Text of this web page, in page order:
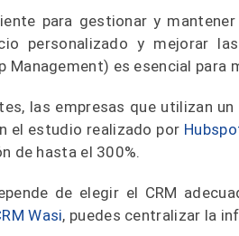
para gestionar y
personalizado y mejorar
Management) es esencial
las empresas que utilizan un
el estudio realizado por
de hasta el 300%.
de elegir el CRM
Wasi, puedes centralizar la